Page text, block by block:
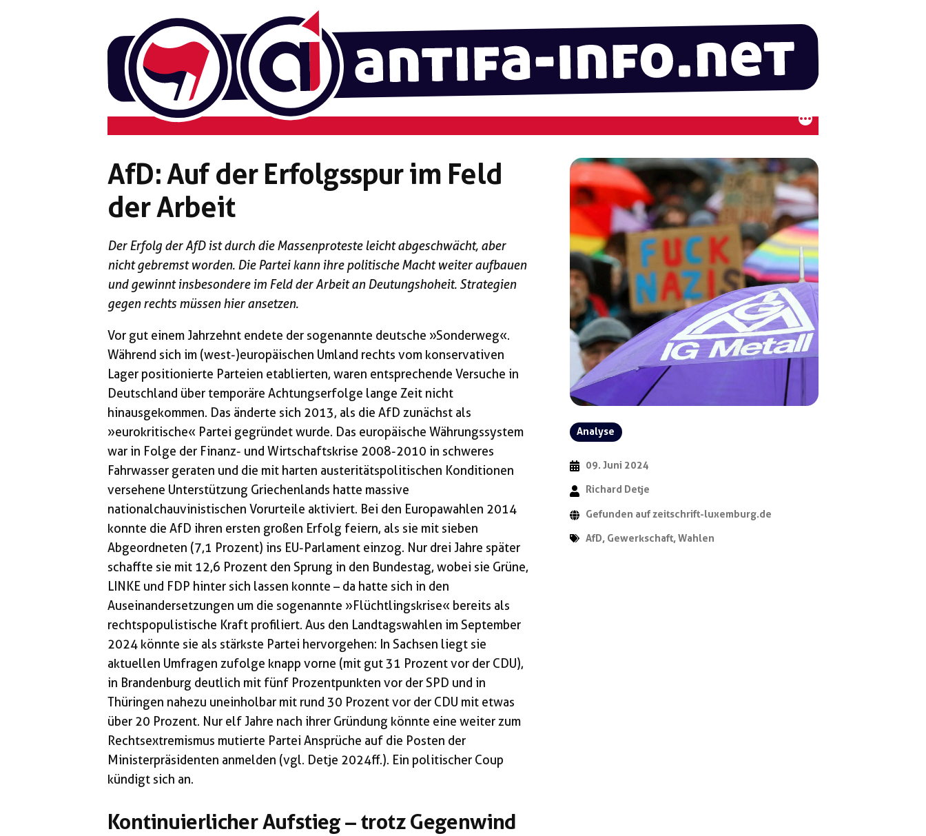
AfD: Auf der Erfolgsspur im Feld
der Arbeit
Analyse
09. Juni 2024
Richard Detje
Gefunden auf zeitschrift-luxemburg.de
AfD, Gewerkschaft,Wahlen
Der Erfolg der AfD ist durch die Massenproteste leicht abgeschwächt, aber
nicht gebremst worden. Die Partei kann ihre politische Macht weiter aufbauen
und gewinnt insbesondere im Feld der Arbeit an Deutungshoheit. Strategien
gegen rechts müssen hier ansetzen.
Vor gut einem Jahrzehnt endete der sogenannte deutsche »Sonderweg«.
Während sich im (west-)europäischen Umland rechts vom konservativen
Lager positionierte Parteien etablierten, waren entsprechende Versuche in
Deutschland über temporäre Achtungserfolge lange Zeit nicht
hinausgekommen. Das änderte sich 2013, als die AfD zunächst als
»eurokritische« Partei gegründet wurde. Das europäische Währungssystem
war in Folge der Finanz- und Wirtschaftskrise 2008-2010 in schweres
Fahrwasser geraten und die mit harten austeritätspolitischen Konditionen
versehene Unterstützung Griechenlands hatte massive
nationalchauvinistischen Vorurteile aktiviert. Bei den Europawahlen 2014
konnte die AfD ihren ersten großen Erfolg feiern, als sie mit sieben
Abgeordneten (7,1 Prozent) ins EU-Parlament einzog. Nur drei Jahre später
schaffte sie mit 12,6 Prozent den Sprung in den Bundestag, wobei sie Grüne,
LINKE und FDP hinter sich lassen konnte – da hatte sich in den
Auseinandersetzungen um die sogenannte »Flüchtlingskrise« bereits als
rechtspopulistische Kraft profiliert. Aus den Landtagswahlen im September
2024 könnte sie als stärkste Partei hervorgehen: In Sachsen liegt sie
aktuellen Umfragen zufolge knapp vorne (mit gut 31 Prozent vor der CDU),
in Brandenburg deutlich mit fünf Prozentpunkten vor der SPD und in
Thüringen nahezu uneinholbar mit rund 30 Prozent vor der CDU mit etwas
über 20 Prozent. Nur elf Jahre nach ihrer Gründung könnte eine weiter zum
Rechtsextremismus mutierte Partei Ansprüche auf die Posten der
Ministerpräsidenten anmelden (vgl. Detje 2024ff.). Ein politischer Coup
kündigt sich an.
Kontinuierlicher Aufstieg – trotz Gegenwind